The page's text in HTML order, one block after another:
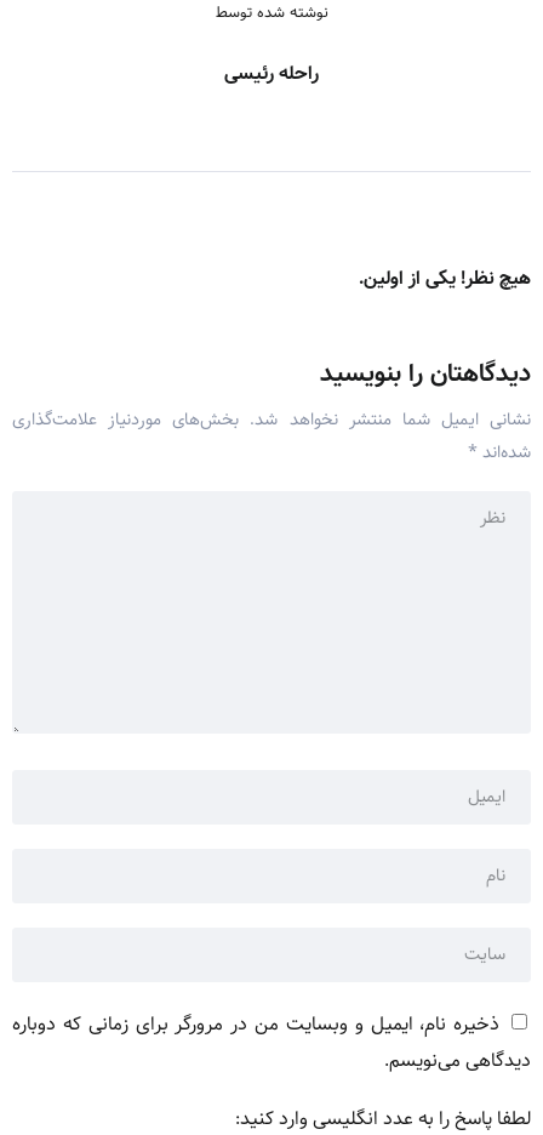
نوشته شده توسط
راحله رئیسی
هیچ نظر! یکی از اولین.
دیدگاهتان را بنویسید
نشانی ایمیل شما منتشر نخواهد شد. بخش‌های موردنیاز علامت‌گذاری
شده‌اند *
ذخیره نام، ایمیل و وبسایت من در مرورگر برای زمانی که دوباره
دیدگاهی می‌نویسم.
لطفا پاسخ را به عدد انگلیسی وارد کنید: